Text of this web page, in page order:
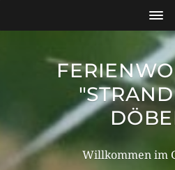
Willkommen im